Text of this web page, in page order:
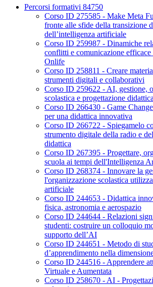
Percorsi formativi 84750
Corso ID 275585 - Make Meta
fronte alle sfide della transizione
dell’intelligenza artificiale
Corso ID 259987 - Dinamiche
conflitti e comunicazione efficace
Onlife
Corso ID 258811 - Creare
strumenti digitali e collaborativi
Corso ID 259622 - AI, gestione,
scolastica e progettazione didattica
Corso ID 266430 - Game
per una didattica innovativa
Corso ID 266722 - Spiegamelo
strumento digitale della radio e
didattica
Corso ID 267395 - Progettare,
scuola ai tempi dell'Intelligenza
Corso ID 268374 - Innovare la
l'organizzazione scolastica
artificiale
Corso ID 244653 - Didattica
fisica, astronomia e aerospazio
Corso ID 244644 - Relazioni
studenti: costruire un colloquio
supporto dell’AI
Corso ID 244651 - Metodo di
d’apprendimento nella
Corso ID 244516 - Apprendere
Virtuale e Aumentata
Corso ID 258670 - AI -